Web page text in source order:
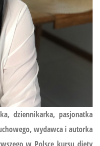
dziennikarka, pasjonatka
wydawca i autorka